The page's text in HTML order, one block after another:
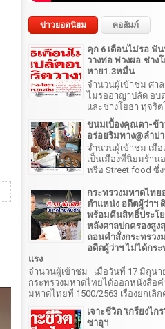
ข่าวยอดนิยม คอลัมภ์
คุก 6 เดือนไม่รอ ฟั
วางท่อ พ่วงผอ.ช่างโ
หาย1.3หมื่น
จำนวนผู้เข้าชม ศา
ไม่รออาญาปลัด อบ
และช่างโยธา ทุจริต
ขนมเบื้องคุณตา-ข้า
อร่อยริมทาง@ลำป
จำนวนผู้เข้าชม เมื
เป็นเมืองที่นิยมร้าน
หรือ Street food ซึ่
กระทรวงมหาดไท
ตำแหน่ง อดีตผู้ว่าฯ
พร้อมคืนสิทธิ์ประโ
หลังศาลปกครองสูง
ถอนคำสั่งกระทรวง
อดีตผู้ว่าฯ ไม่ได้กร
แรง
จำนวนผู้เข้าชม เมื่อวันที่ 17 มิถุนา
กระทรวงมหาดไทยได้ออกหนังสือค
มหาดไทยที่ 1500/2563 เรื่องยกเลิ
เจาะชีวิต 'เกรียงไ
ซาอุฯ